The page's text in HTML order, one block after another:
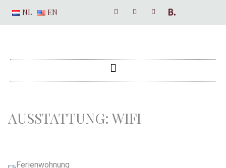
NL EN
AUSSTATTUNG:WIFI